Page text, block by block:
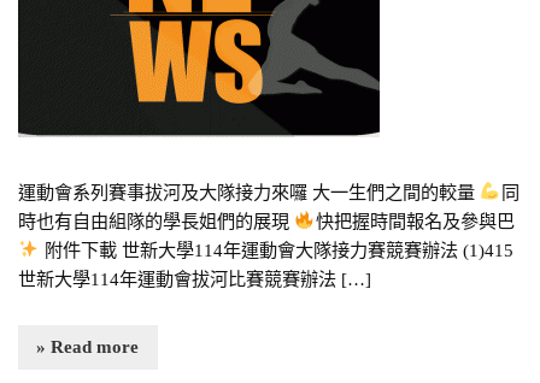
運動會系列賽事拔河及大隊接力來囉 大一生們之間的較量
同
時也有自由組隊的學長姐們的展現
快把握時間報名及參與巴
附件下載 世新大學114年運動會大隊接力賽競賽辦法 (1)415
世新大學114年運動會拔河比賽競賽辦法 […]
» Read more